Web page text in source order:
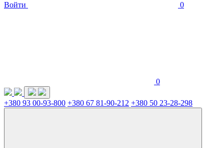
Войти 0
0
+380 93 00-93-800 +380 67 81-90-212 +380 50 23-28-298